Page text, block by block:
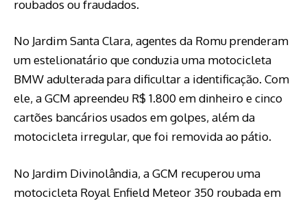
roubados ou fraudados.
No Jardim Santa Clara, agentes da Romu prenderam
um estelionatário que conduzia uma motocicleta
BMW adulterada para dificultar a identificação. Com
ele, a GCM apreendeu R$ 1.800 em dinheiro e cinco
cartões bancários usados em golpes, além da
motocicleta irregular, que foi removida ao pátio.
No Jardim Divinolândia, a GCM recuperou uma
motocicleta Royal Enfield Meteor 350 roubada em